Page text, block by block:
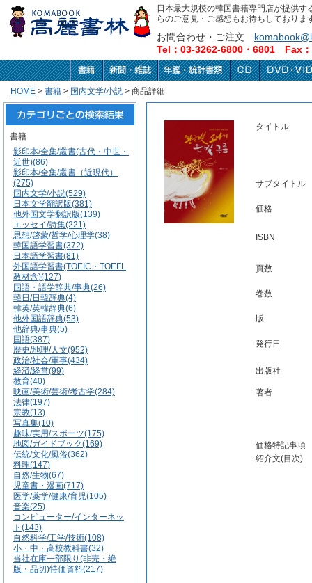
日本最大規模の韓国書籍専門店が提供
らのご意見・ご感想もお待ちしておりま
お問合わせ・ご注文
Tel：03-3262-6800・6801 Fax
HOME > 書籍 > 国内文学/小説 > 商品詳細
書籍
影印本/全集/叢書(古代・中世・
近世)(86)
影印本/全集/叢書（近現代）
(275)
国内文学/小説(529)
日本文学翻訳版(381)
他外国文学翻訳版(139)
エッセイ/詩集(221)
思想/啓蒙/哲学/心理学(38)
韓国語学習書(372)
日本語学習書(81)
外国語学習書(TOEIC・TOEFL
教材含)(127)
国語・語学辞典/事典(26)
韓日/日韓辞典(4)
韓英/英韓辞典(6)
他外国語辞典(53)
他辞典/事典(5)
国語(387)
歴史/地理/人文(952)
政治/社会/軍事(434)
経済/経営(99)
教育(40)
映画/美術/芸術/考古学(284)
法律(197)
宗教(13)
写真集(10)
趣味/実用/スポーツ(175)
地図/ガイドブック(169)
伝統/文化/風俗(362)
料理(147)
自然/生物(67)
児童書・漫画(717)
医学/薬学/健康/育児(105)
音楽(25)
コンピューター/インターネッ
ト(143)
自然科学/工学/技術(108)
小・中・高校教科書(32)
当社在庫一部限り(非売・絶
版・品切)特価資料(217)
タイトル
サブタイトル
価格
ISBN
頁数
巻数
版
発行日
出版社
著者
価格特記事項
紹介文(目次)